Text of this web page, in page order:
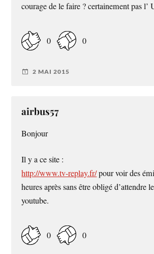
courage de le faire ? certainement pas l’
0 0
2 MAI 2015
airbus57
Bonjour
Il y a ce site :
http://www.tv-replay.fr/pour voir des
heures après sans être obligé d’attendre
youtube.
0 0